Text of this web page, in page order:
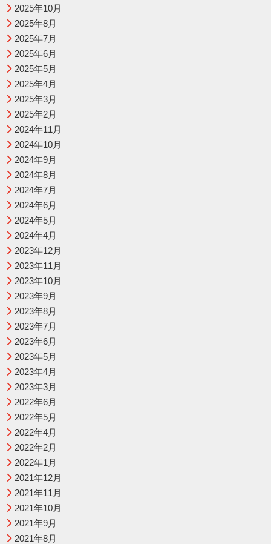
2025年10月
2025年8月
2025年7月
2025年6月
2025年5月
2025年4月
2025年3月
2025年2月
2024年11月
2024年10月
2024年9月
2024年8月
2024年7月
2024年6月
2024年5月
2024年4月
2023年12月
2023年11月
2023年10月
2023年9月
2023年8月
2023年7月
2023年6月
2023年5月
2023年4月
2023年3月
2022年6月
2022年5月
2022年4月
2022年2月
2022年1月
2021年12月
2021年11月
2021年10月
2021年9月
2021年8月